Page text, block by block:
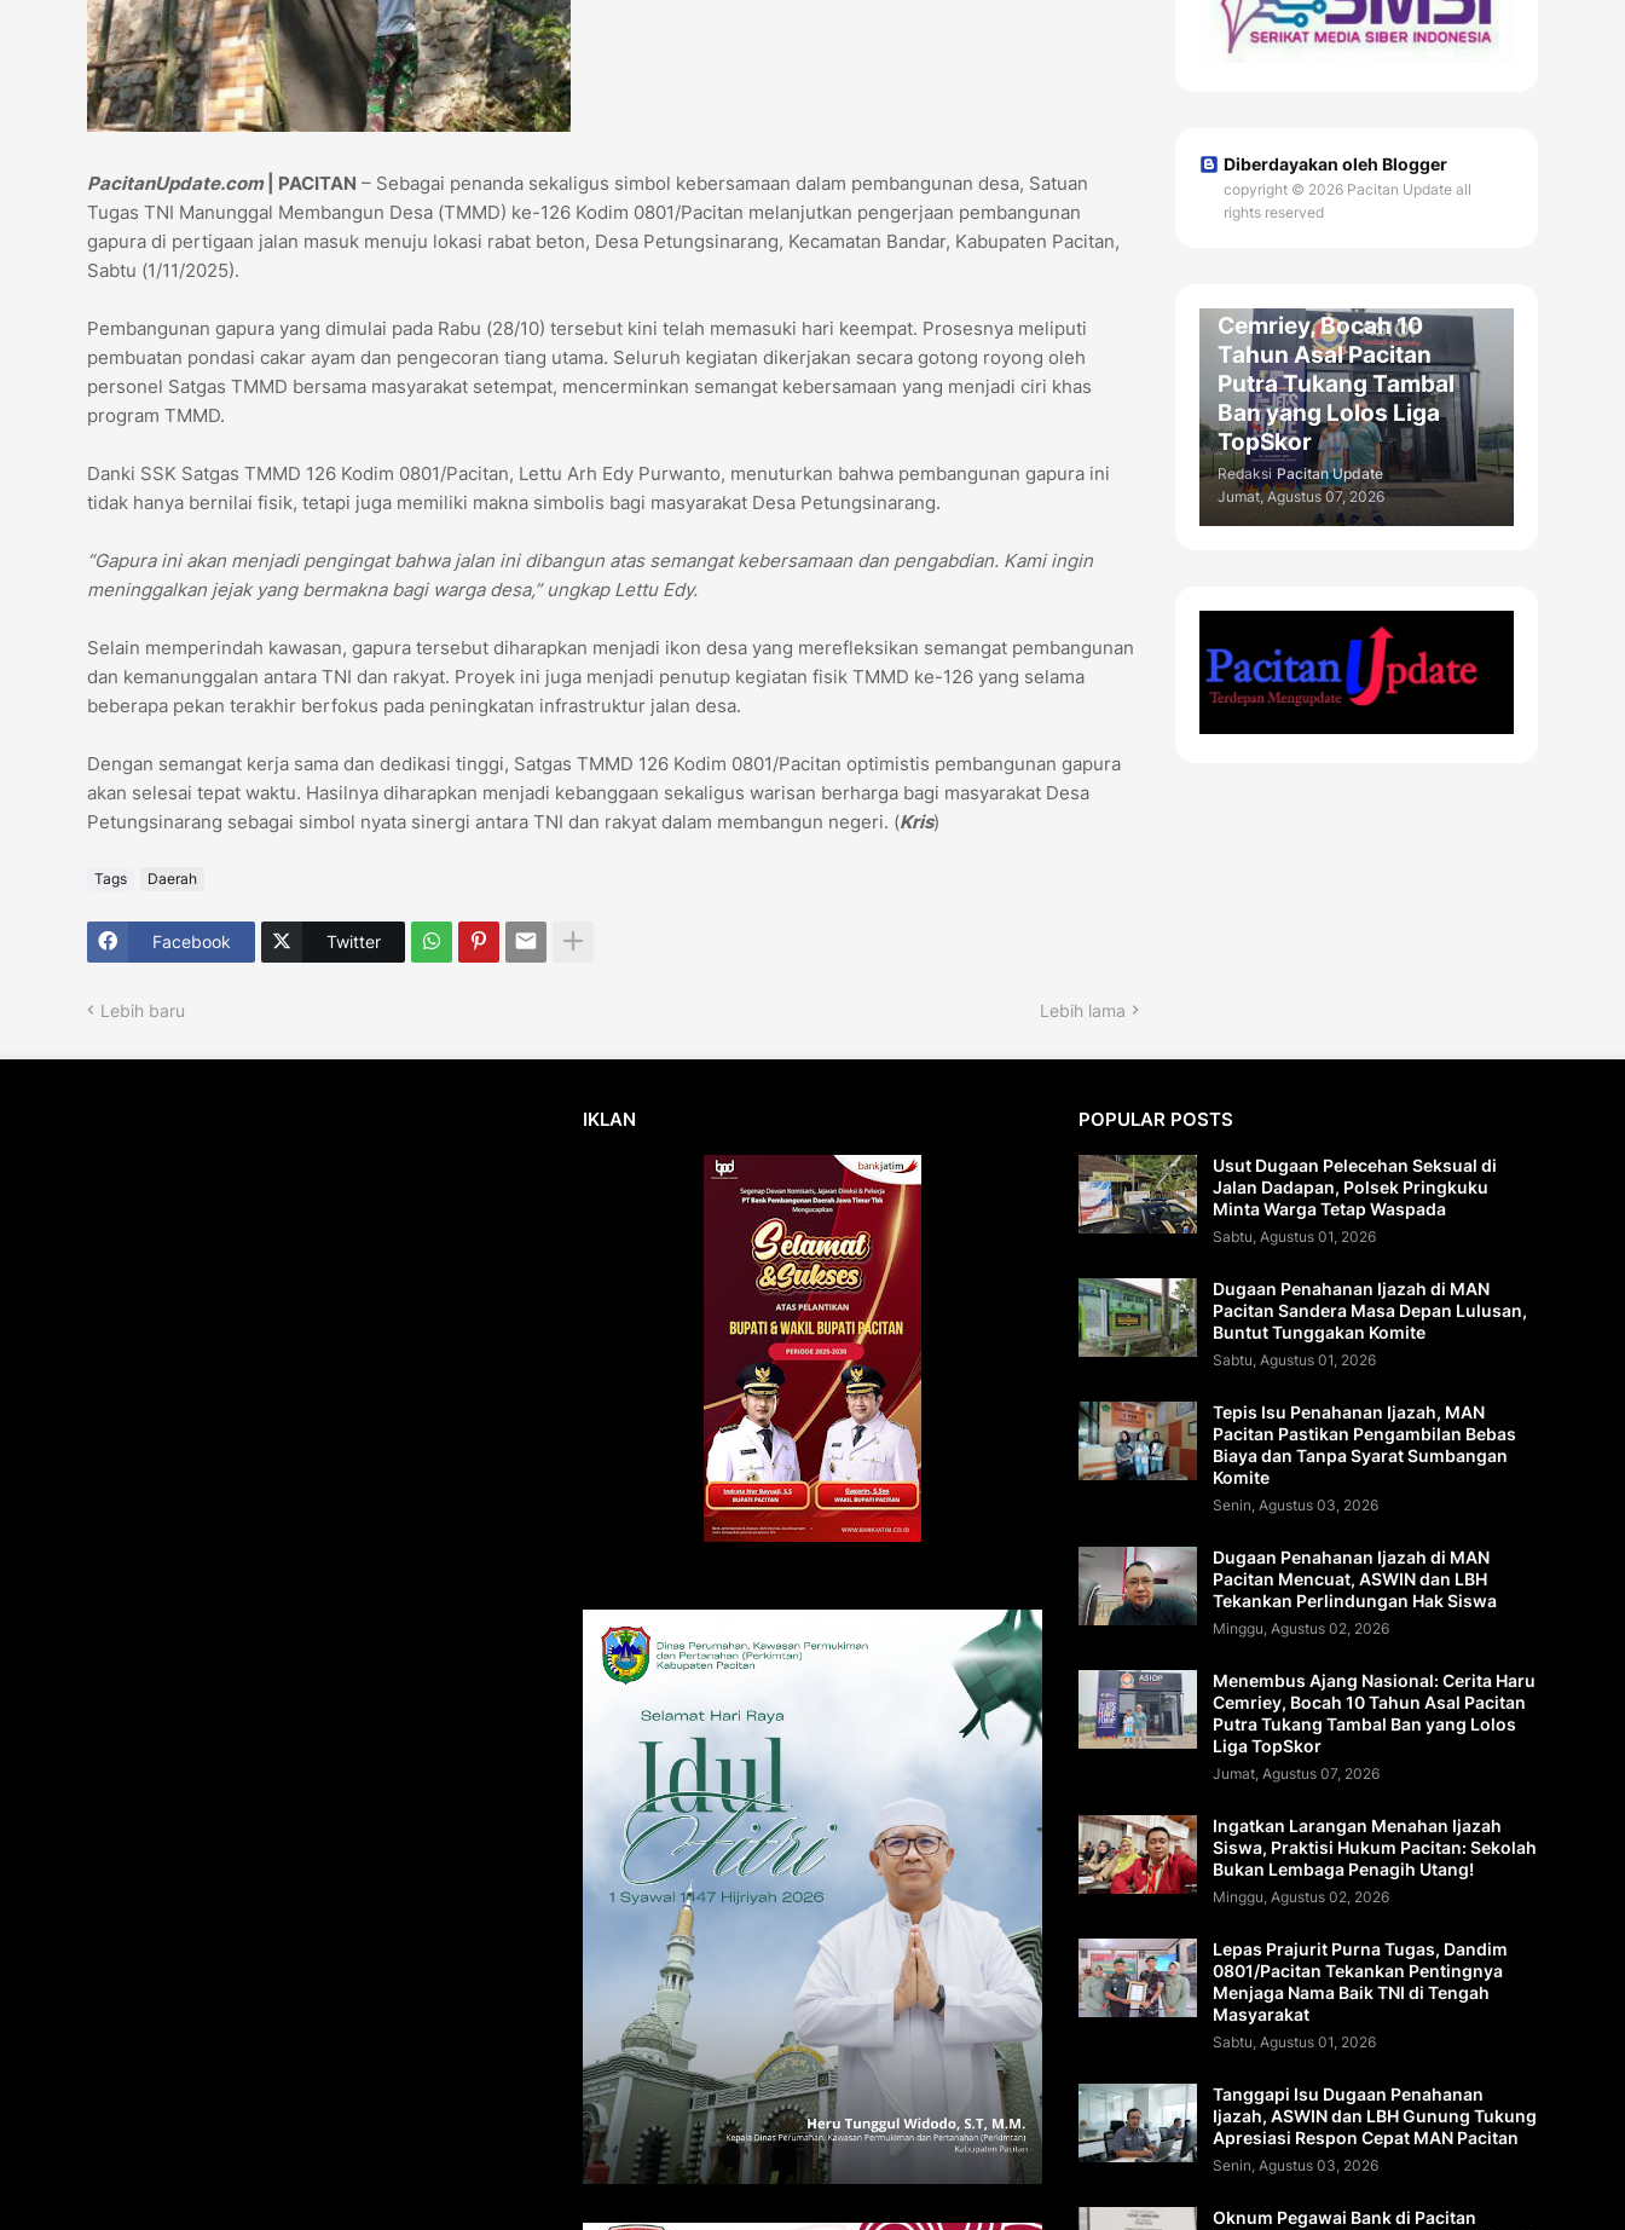
PacitanUpdate.com| PACITAN – Sebagai penanda sekaligus simbol kebersamaan dalam pembangunan desa, Satuan
Tugas TNI Manunggal Membangun Desa (TMMD) ke-126 Kodim 0801/Pacitan melanjutkan pengerjaan pembangunan
gapura di pertigaan jalan masuk menuju lokasi rabat beton, Desa Petungsinarang, Kecamatan Bandar, Kabupaten Pacitan,
Sabtu (1/11/2025).
Pembangunan gapura yang dimulai pada Rabu (28/10) tersebut kini telah memasuki hari keempat. Prosesnya meliputi
pembuatan pondasi cakar ayam dan pengecoran tiang utama. Seluruh kegiatan dikerjakan secara gotong royong oleh
personel Satgas TMMD bersama masyarakat setempat, mencerminkan semangat kebersamaan yang menjadi ciri khas
program TMMD.
Danki SSK Satgas TMMD 126 Kodim 0801/Pacitan, Lettu Arh Edy Purwanto, menuturkan bahwa pembangunan gapura ini
tidak hanya bernilai fisik, tetapi juga memiliki makna simbolis bagi masyarakat Desa Petungsinarang.
“Gapura ini akan menjadi pengingat bahwa jalan ini dibangun atas semangat kebersamaan dan pengabdian. Kami ingin
meninggalkan jejak yang bermakna bagi warga desa,” ungkap Lettu Edy.
Selain memperindah kawasan, gapura tersebut diharapkan menjadi ikon desa yang merefleksikan semangat pembangunan
dan kemanunggalan antara TNI dan rakyat. Proyek ini juga menjadi penutup kegiatan fisik TMMD ke-126 yang selama
beberapa pekan terakhir berfokus pada peningkatan infrastruktur jalan desa.
Dengan semangat kerja sama dan dedikasi tinggi, Satgas TMMD 126 Kodim 0801/Pacitan optimistis pembangunan gapura
akan selesai tepat waktu. Hasilnya diharapkan menjadi kebanggaan sekaligus warisan berharga bagi masyarakat Desa
Petungsinarang sebagai simbol nyata sinergi antara TNI dan rakyat dalam membangun negeri. (Kris)
Tags Daerah
Facebook Twitter
Lebih baru Lebih lama
Diberdayakan oleh Blogger
copyright © 2026 Pacitan Update all
rights reserved
Cemriey, Bocah 10
Tahun Asal Pacitan
Putra Tukang Tambal
Ban yang Lolos Liga
TopSkor
Redaksi Pacitan Update
Jumat, Agustus 07, 2026
IKLAN POPULAR POSTS
Usut Dugaan Pelecehan Seksual di
Jalan Dadapan, Polsek Pringkuku
Minta Warga Tetap Waspada
Sabtu, Agustus 01, 2026
Dugaan Penahanan Ijazah di MAN
Pacitan Sandera Masa Depan Lulusan,
Buntut Tunggakan Komite
Sabtu, Agustus 01, 2026
Tepis Isu Penahanan Ijazah, MAN
Pacitan Pastikan Pengambilan Bebas
Biaya dan Tanpa Syarat Sumbangan
Komite
Senin, Agustus 03, 2026
Dugaan Penahanan Ijazah di MAN
Pacitan Mencuat, ASWIN dan LBH
Tekankan Perlindungan Hak Siswa
Minggu, Agustus 02, 2026
Menembus Ajang Nasional: Cerita Haru
Cemriey, Bocah 10 Tahun Asal Pacitan
Putra Tukang Tambal Ban yang Lolos
Liga TopSkor
Jumat, Agustus 07, 2026
Ingatkan Larangan Menahan Ijazah
Siswa, Praktisi Hukum Pacitan: Sekolah
Bukan Lembaga Penagih Utang!
Minggu, Agustus 02, 2026
Lepas Prajurit Purna Tugas, Dandim
0801/Pacitan Tekankan Pentingnya
Menjaga Nama Baik TNI di Tengah
Masyarakat
Sabtu, Agustus 01, 2026
Tanggapi Isu Dugaan Penahanan
Ijazah, ASWIN dan LBH Gunung Tukung
Apresiasi Respon Cepat MAN Pacitan
Senin, Agustus 03, 2026
Oknum Pegawai Bank di Pacitan